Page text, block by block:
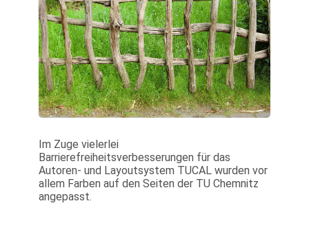
Im Zuge vielerlei
Barrierefreiheitsverbesserungen für das
Autoren- und Layoutsystem TUCAL wurden vor
allem Farben auf den Seiten der TU Chemnitz
angepasst.